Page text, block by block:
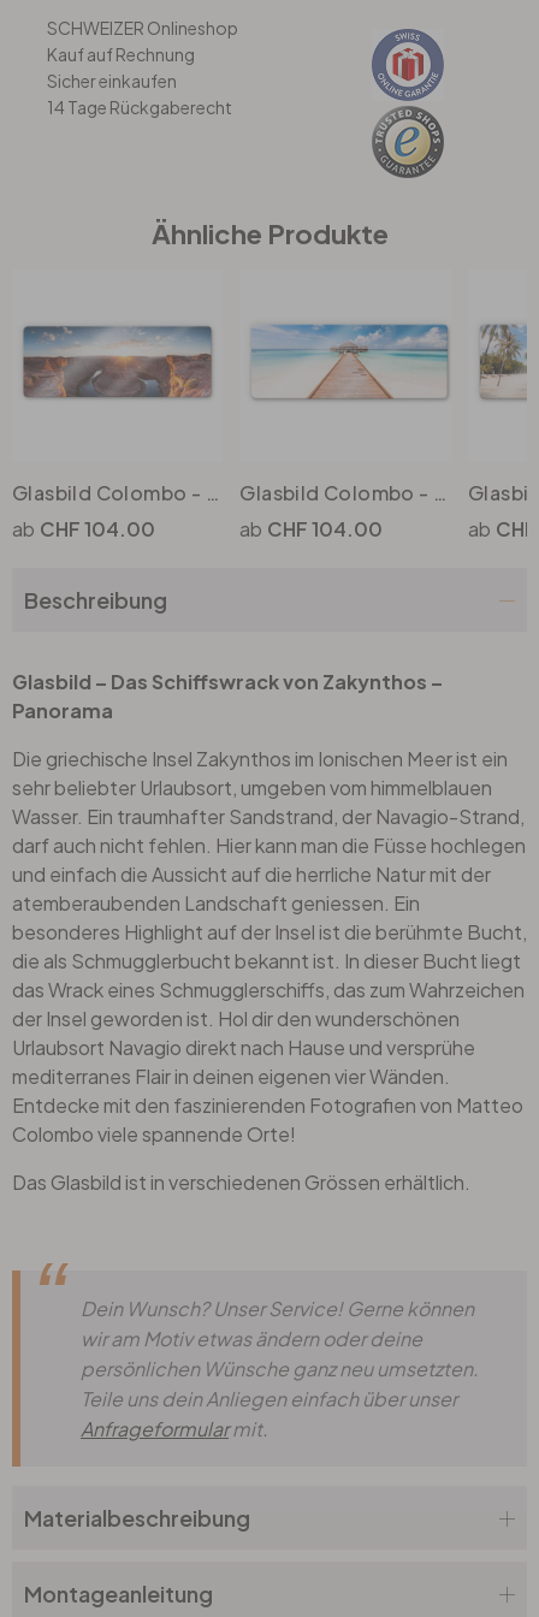
Büro
SCHWEIZER Onlineshop
Kauf auf Rechnung
Sicher einkaufen
14 Tage Rückgaberecht
Ähnliche Produkte
Glasbild Colombo - Das Horsebound am Colorado River - Panorama
CHF 104.00
Glasbild Colombo - Der Weg ins Paradies
CHF 104.00
Beschreibung
Glasbild – Das Schiffswrack von Zakynthos –
Panorama
Die griechische Insel Zakynthos im Ionischen Meer ist ein
sehr beliebter Urlaubsort, umgeben vom himmelblauen
Wasser. Ein traumhafter Sandstrand, der Navagio-Strand,
darf auch nicht fehlen. Hier kann man die Füsse hochlegen
und einfach die Aussicht auf die herrliche Natur mit der
atemberaubenden Landschaft geniessen. Ein
besonderes Highlight auf der Insel ist die berühmte Bucht,
die als Schmugglerbucht bekannt ist. In dieser Bucht liegt
das Wrack eines Schmugglerschiffs, das zum Wahrzeichen
der Insel geworden ist. Hol dir den wunderschönen
Urlaubsort Navagio direkt nach Hause und versprühe
mediterranes Flair in deinen eigenen vier Wänden.
Entdecke mit den faszinierenden Fotografien von Matteo
Colombo viele spannende Orte!
Das Glasbild ist in verschiedenen Grössen erhältlich.
Dein Wunsch? Unser Service! Gerne können
wir am Motiv etwas ändern oder deine
persönlichen Wünsche ganz neu umsetzten.
Teile uns dein Anliegen einfach über unser
Anfrageformularmit.
Materialbeschreibung
Montageanleitung